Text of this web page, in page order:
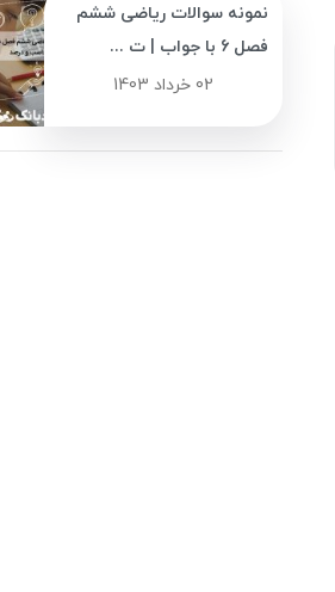
نمونه سوالات ریاضی ششم
فصل 6 با جواب | ت ...
02 خرداد 1403